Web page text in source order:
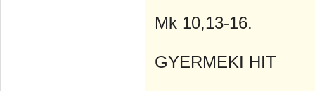
Mk 10,13-16.
GYERMEKI HIT